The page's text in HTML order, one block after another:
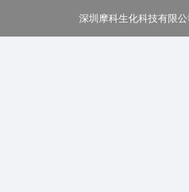
深圳摩科生化科技有限公